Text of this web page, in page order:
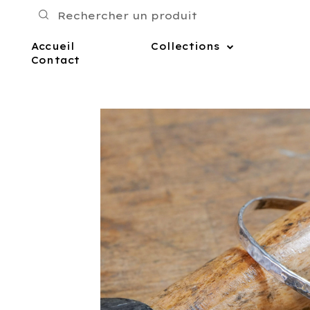
Accueil Collections
Contact